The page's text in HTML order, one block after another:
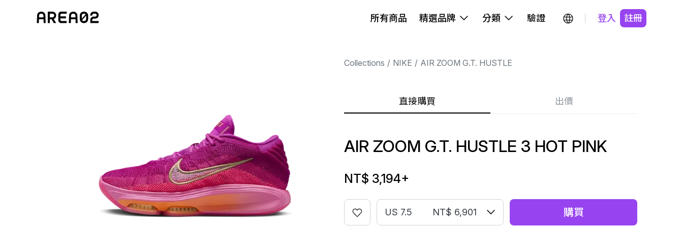
所有商品 精選品牌 分類 驗證 登入 註冊
Collections NIKE AIR ZOOM G.T. HUSTLE
直接購買 出價
AIR ZOOM G.T. HUSTLE 3 HOT PINK
NT$ 3,194+
US 7.5 NT$ 6,901 購買